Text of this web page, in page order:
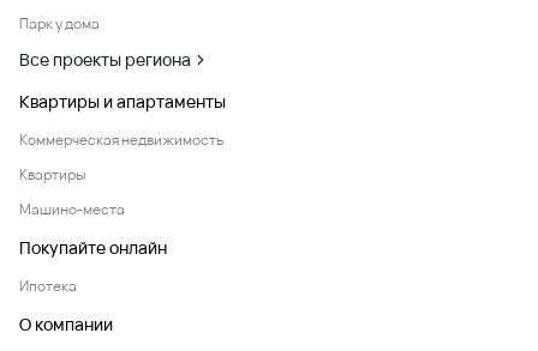
Парк у дома
Все проекты региона
Квартиры и апартаменты
Коммерческая недвижимость
Квартиры
Машино-места
Покупайте онлайн
Ипотека
О компании